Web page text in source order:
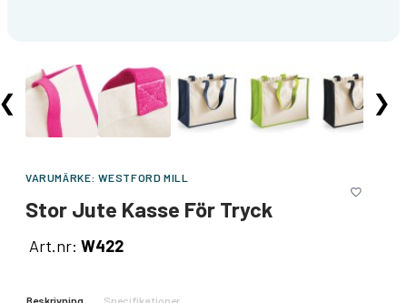
❯
VARUMÄRKE: WESTFORD MILL
Stor Jute Kasse För Tryck
Art.nr: W422
Beskrivning Specifikationer